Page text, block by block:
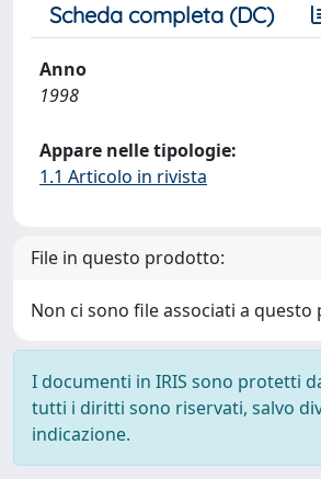
Scheda completa (DC)
Anno
1998
Appare nelle tipologie:
1.1 Articolo in rivista
File in questo prodotto:
Non ci sono file associati a
I documenti in IRIS sono protetti
tutti i diritti sono riservati, salvo
indicazione.